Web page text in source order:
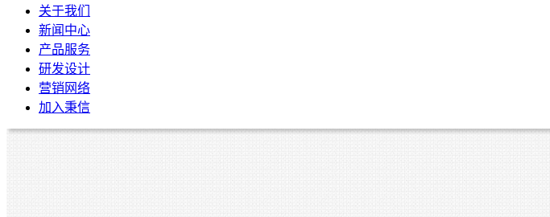
关于我们
新闻中心
产品服务
研发设计
营销网络
加入秉信